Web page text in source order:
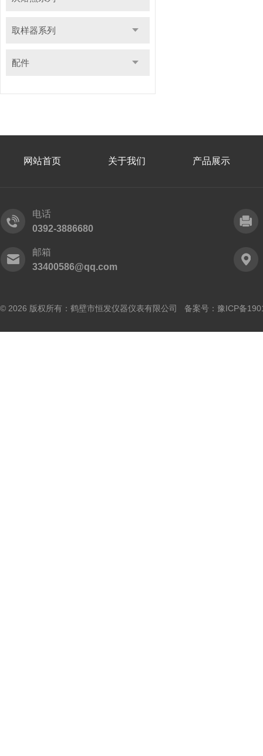
取样器系列
配件
网站首页 关于我们 产品展示
电话
0392-3886680
邮箱
33400586@qq.com
© 2026 版权所有：鹤壁市恒发仪器仪表有限公司 备案号： 豫ICP备